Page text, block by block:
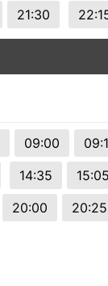
21:30
09:00
14:35 15:05
20:00 20:25